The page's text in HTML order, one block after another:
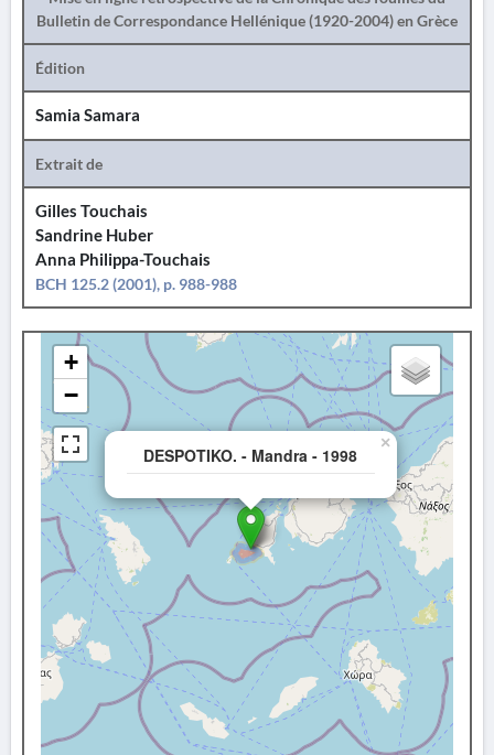
Bulletin de Correspondance Hellénique (1920-2004) en Grèce
Édition
Samia Samara
Extrait de
Gilles Touchais
Sandrine Huber
Anna Philippa-Touchais
BCH 125.2 (2001), p. 988-988
DESPOTIKO. - Mandra - 1998
×
+
−